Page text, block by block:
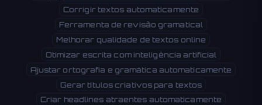
Corrigir textos automaticamente
Ferramenta de revisão gramatical
Melhorar qualidade de textos online
Otimizar escrita com inteligência artificial
Ajustar ortografia e gramática automaticamente
Gerar títulos criativos para textos
Criar headlines atraentes automaticamente